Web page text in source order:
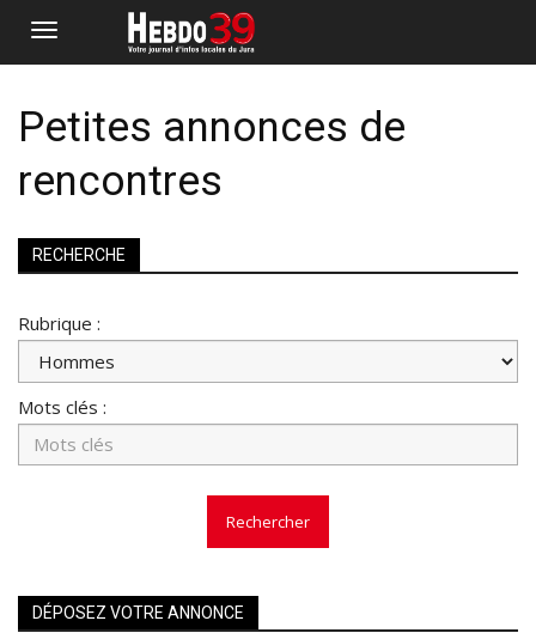
Petites annonces de
rencontres
RECHERCHE
Rubrique :
Mots clés :
Rechercher
DÉPOSEZ VOTRE ANNONCE